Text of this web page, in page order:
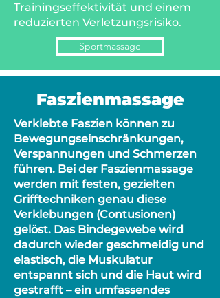
Trainingseffektivität und einem
reduzierten Verletzungsrisiko.
Sportmassage
Faszienmassage
Verklebte Faszien können zu
Bewegungseinschränkungen,
Verspannungen und Schmerzen
führen. Bei der Faszienmassage
werden mit festen, gezielten
Grifftechniken genau diese
Verklebungen (Contusionen)
gelöst. Das Bindegewebe wird
dadurch wieder geschmeidig und
elastisch, die Muskulatur
entspannt sich und die Haut wird
gestrafft – ein umfassendes